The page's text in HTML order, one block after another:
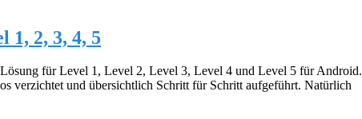
1, 2, 3, 4, 5
für Level 1, Level 2, Level 3, Level 4 und Level 5 für Android.
verzichtet und übersichtlich Schritt für Schritt aufgeführt. Natürlich